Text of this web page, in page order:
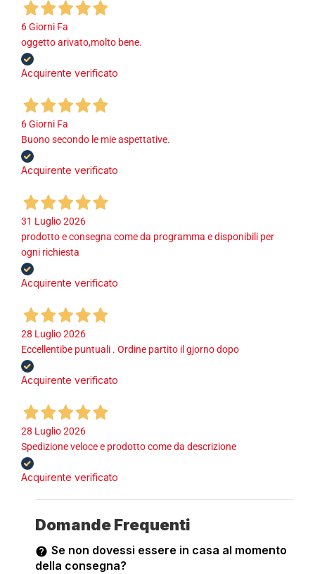
6 Giorni Fa
oggetto arivato,molto bene.
Acquirente verificato
6 Giorni Fa
Buono secondo le mie aspettative.
Acquirente verificato
31 Luglio 2026
prodotto e consegna come da programma e disponibili per
ogni richiesta
Acquirente verificato
28 Luglio 2026
Eccellentibe puntuali . Ordine partito il gjorno dopo
Acquirente verificato
28 Luglio 2026
Spedizione veloce e prodotto come da descrizione
Acquirente verificato
Domande Frequenti
Se non dovessi essere in casa al momento
della consegna?